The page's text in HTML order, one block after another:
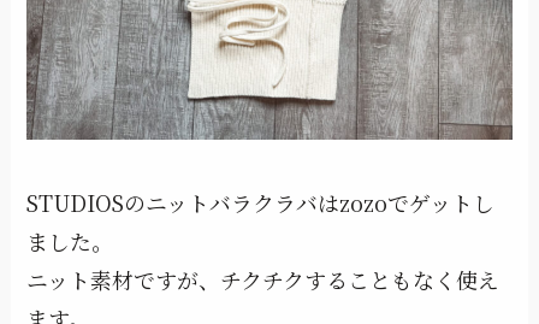
STUDIOSのニットバラクラバはzozoでゲットし
ました。
ニット素材ですが、チクチクすることもなく使え
ます。